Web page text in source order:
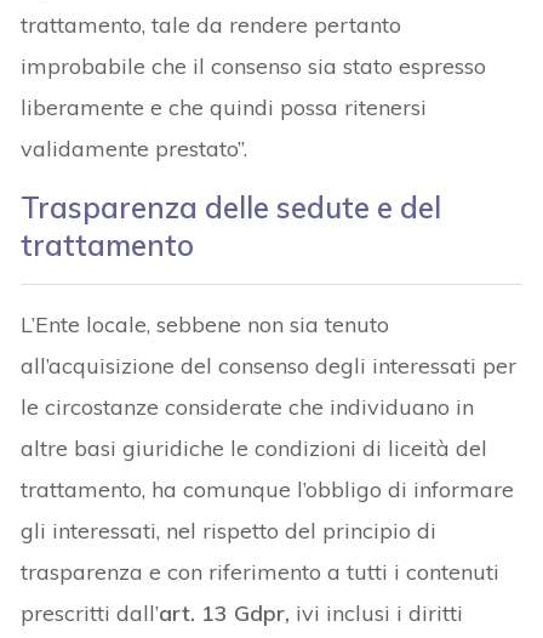
trattamento, tale da rendere pertanto
improbabile che il consenso sia stato espresso
liberamente e che quindi possa ritenersi
validamente prestato”.
Trasparenza delle sedute e del
trattamento
L’Ente locale, sebbene non sia tenuto
all’acquisizione del consenso degli interessati per
le circostanze considerate che individuano in
altre basi giuridiche le condizioni di liceità del
trattamento, ha comunque l’obbligo di informare
gli interessati, nel rispetto del principio di
trasparenza e con riferimento a tutti i contenuti
prescritti dall’art. 13 Gdpr, ivi inclusi i diritti